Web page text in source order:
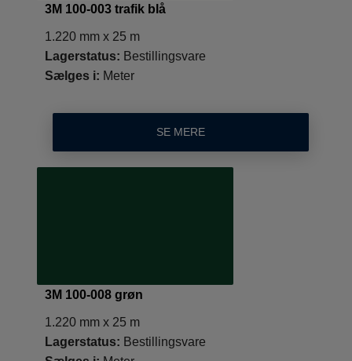
3M 100-003 trafik blå
1.220 mm x 25 m
Lagerstatus: Bestillingsvare
Sælges i: Meter
SE MERE
3M 100-008 grøn
1.220 mm x 25 m
Lagerstatus: Bestillingsvare